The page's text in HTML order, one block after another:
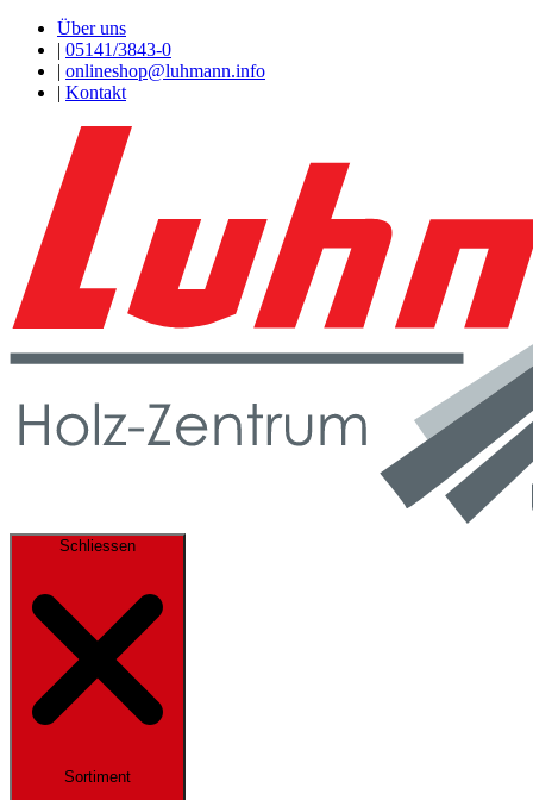
Über uns
| 05141/3843-0
| onlineshop@luhmann.info
| Kontakt
Schliessen
Sortiment